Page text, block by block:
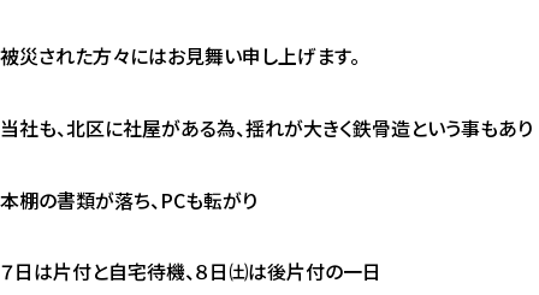
被災された方々にはお見舞い申し上げます。
当社も、北区に社屋がある為、揺れが大きく鉄骨造という事もあり
本棚の書類が落ち、PCも転がり
７日は片付と自宅待機、８日㈯は後片付の一日